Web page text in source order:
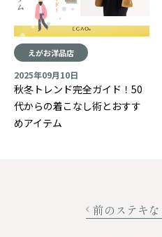
えがお洋品店
2025年09月10日
秋冬トレンド完全ガイド！50
代からの着こなし術とおすす
めアイテム
前のステキ